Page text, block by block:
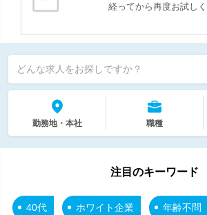
経ってから再度お試しく
どんな求人をお探しですか？
勤務地・本社 職種
注目のキーワード
40代 ホワイト企業 年齢不問